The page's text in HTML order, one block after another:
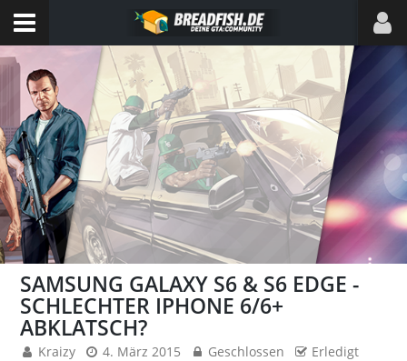
SAMSUNG GALAXY S6 & S6 EDGE -
SCHLECHTER IPHONE 6/6+
ABKLATSCH?
Kraizy 4. März 2015 Geschlossen Erledigt